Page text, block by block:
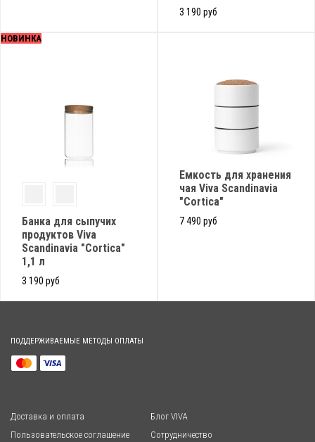
3 190 руб
НОВИНКА
Банка для сыпучих
продуктов Viva
Scandinavia "Cortica"
1,1 л
3 190 руб
Емкость для хранения
чая Viva Scandinavia
"Cortica"
7 490 руб
ПОДДЕРЖИВАЕМЫЕ МЕТОДЫ ОПЛАТЫ
Доставка и оплата
Пользовательское соглашение
Блог VIVA
Сотрудничество